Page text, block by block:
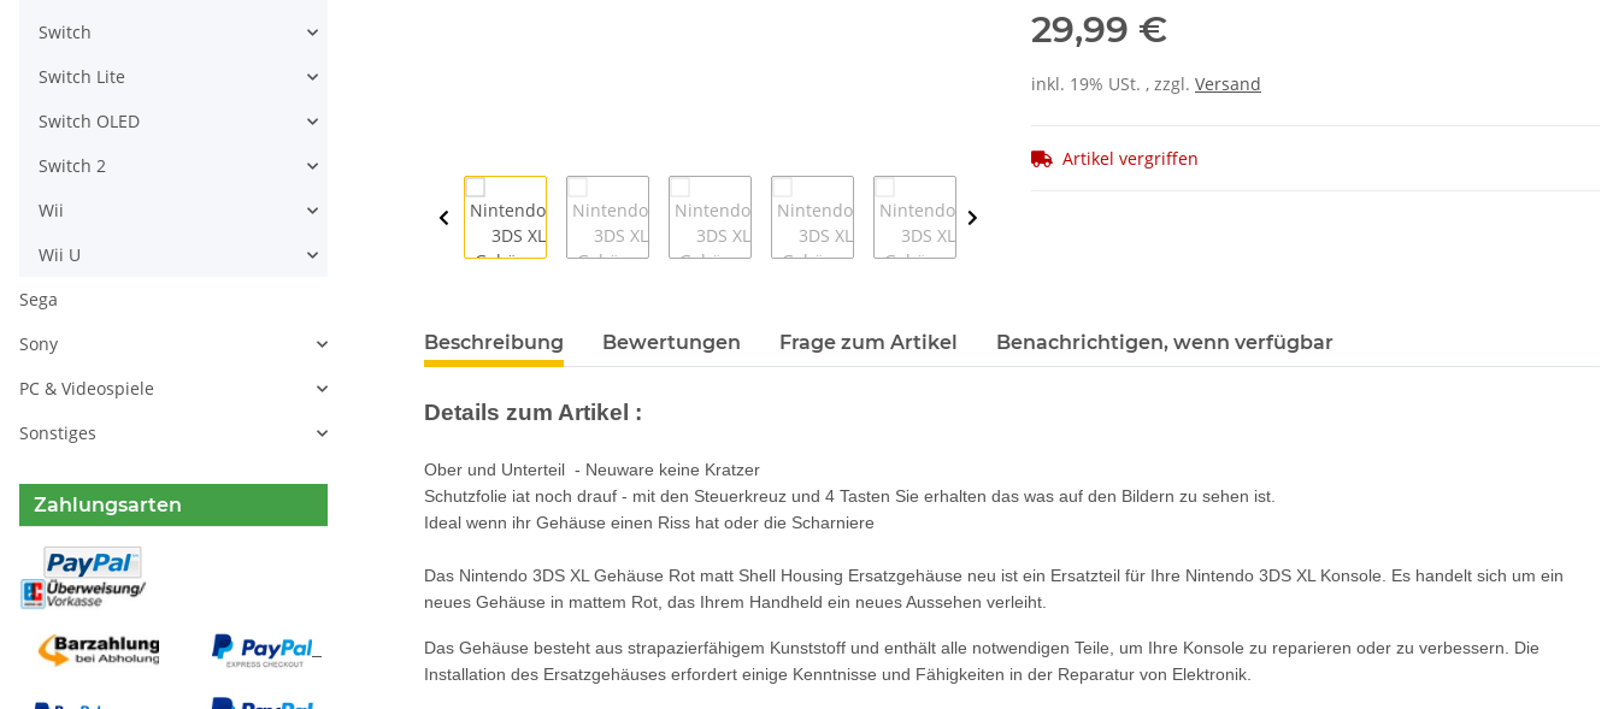
29,99 €
inkl. 19% USt. , zzgl. Versand
Artikel vergriffen
Beschreibung Bewertungen Frage zum Artikel Benachrichtigen, wenn verfügbar
Details zum Artikel :
Ober und Unterteil - Neuware keine Kratzer
Schutzfolie iat noch drauf - mit den Steuerkreuz und 4 Tasten Sie erhalten das was auf den Bildern zu sehen ist.
Ideal wenn ihr Gehäuse einen Riss hat oder die Scharniere
Das Nintendo 3DS XL Gehäuse Rot matt Shell Housing Ersatzgehäuse neu ist ein Ersatzteil für Ihre Nintendo 3DS XL Konsole. Es handelt sich um ein
neues Gehäuse in mattem Rot, das Ihrem Handheld ein neues Aussehen verleiht.
Das Gehäuse besteht aus strapazierfähigem Kunststoff und enthält alle notwendigen Teile, um Ihre Konsole zu reparieren oder zu verbessern. Die
Installation des Ersatzgehäuses erfordert einige Kenntnisse und Fähigkeiten in der Reparatur von Elektronik.
Switch
Switch Lite
Switch OLED
Switch 2
Wii
Wii U
Sega
Sony
PC & Videospiele
Sonstiges
Zahlungsarten